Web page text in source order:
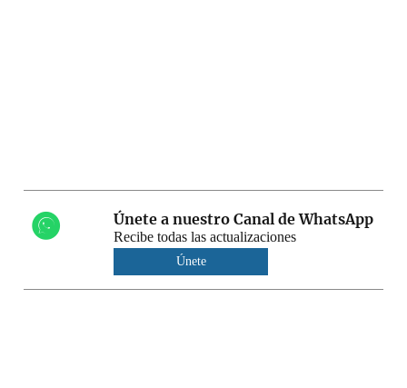
Únete a nuestro Canal de WhatsApp
Recibe todas las actualizaciones
Únete